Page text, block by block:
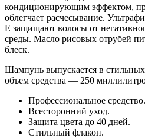
кондиционирующим эффектом,
облегчает расчесывание.
Е защищают волосы от
среды. Масло рисовых отрубей
блеск.
Шампунь выпускается в
объем средства — 250
Профессиональное средство.
Всесторонний уход.
Защита цвета до 40 дней.
Стильный флакон.